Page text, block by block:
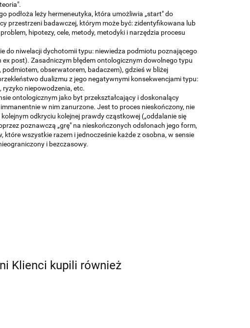
podłoża leży hermeneutyka, która umożliwia „start" do
przestrzeni badawczej, którym może być: zidentyfikowana lub
hipotezy, cele, metody, metodyki i narzędzia procesu
do niwelacji dychotomii typu: niewiedza podmiotu poznającego
post). Zasadniczym błędem ontologicznym dowolnego typu
obserwatorem, badaczem), gdzieś w bliżej
dualizmu z jego negatywnymi konsekwencjami typu:
ryzyko niepowodzenia, etc.
ontologicznym jako byt przekształcający i doskonalący
w nim zanurzone. Jest to proces nieskończony, nie
odkryciu kolejnej prawdy cząstkowej („oddalanie się
poznawczą „grę" na nieskończonych odsłonach jego form,
wszystkie razem i jednocześnie każde z osobna, w sensie
i bezczasowy.
Klienci kupili również